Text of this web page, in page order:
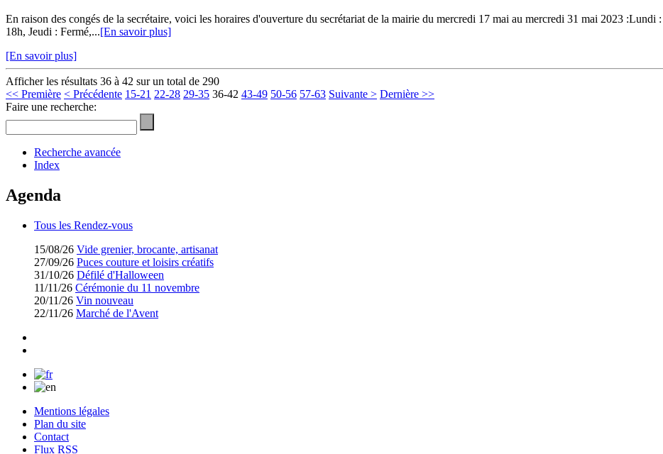
En raison des congés de la secrétaire, voici les horaires d'ouverture du secrétariat de la mairie du mercredi 17 mai au mercredi 31 mai 2023
18h, Jeudi : Fermé,...[En savoir plus]
[En savoir plus]
Afficher les résultats 36 à 42 sur un total de 290
<< Première < Précédente 15-21 22-28 29-35 36-42 43-49 50-56 57-63 Suivante > Dernière >>
Faire une recherche:
Recherche avancée
Index
Agenda
Tous les Rendez-vous
15/08/26 Vide grenier, brocante, artisanat
27/09/26 Puces couture et loisirs créatifs
31/10/26 Défilé d'Halloween
11/11/26 Cérémonie du 11 novembre
20/11/26 Vin nouveau
22/11/26 Marché de l'Avent
Mentions légales
Plan du site
Contact
Flux RSS